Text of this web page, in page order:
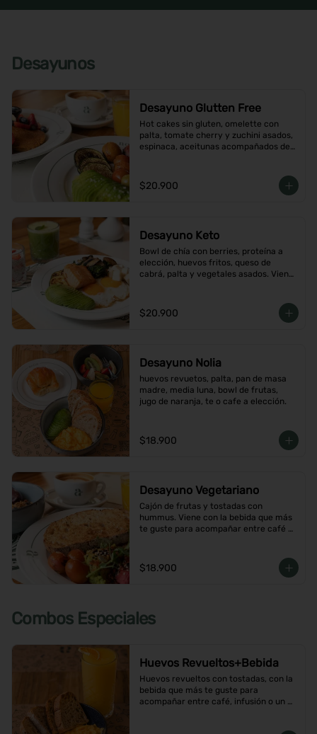
Desayunos
Desayuno Glutten Free
Hot cakes sin gluten, omelette con
palta, tomate cherry y zuchini asados,
espinaca, aceitunas acompañados de
$20.900
Desayuno Keto
Bowl de chía con berries, proteína a
elección, huevos fritos, queso de
cabrá, palta y vegetales asados. Viene
$20.900
Desayuno Nolia
huevos revuetos, palta, pan de masa
madre, media luna, bowl de frutas,
jugo de naranja, te o cafe a elección.
$18.900
Desayuno Vegetariano
Cajón de frutas y tostadas con
hummus. Viene con la bebida que más
te guste para acompañar entre café o
$18.900
Combos Especiales
Huevos Revueltos+Bebida
Huevos revueltos con tostadas, con la
bebida que más te guste para
acompañar entre café, infusión o un